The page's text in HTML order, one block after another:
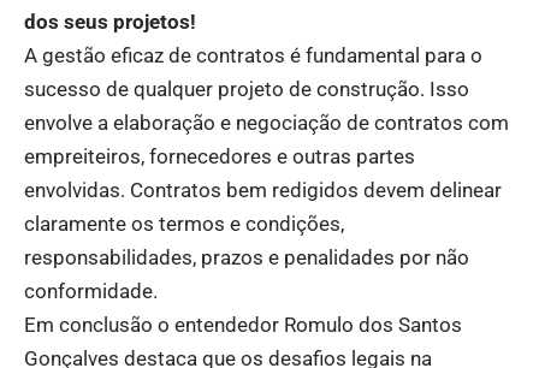
dos seus projetos!
A gestão eficaz de contratos é fundamental para o
sucesso de qualquer projeto de construção. Isso
envolve a elaboração e negociação de contratos com
empreiteiros, fornecedores e outras partes
envolvidas. Contratos bem redigidos devem delinear
claramente os termos e condições,
responsabilidades, prazos e penalidades por não
conformidade.
Em conclusão o entendedor Romulo dos Santos
Gonçalves destaca que os desafios legais na